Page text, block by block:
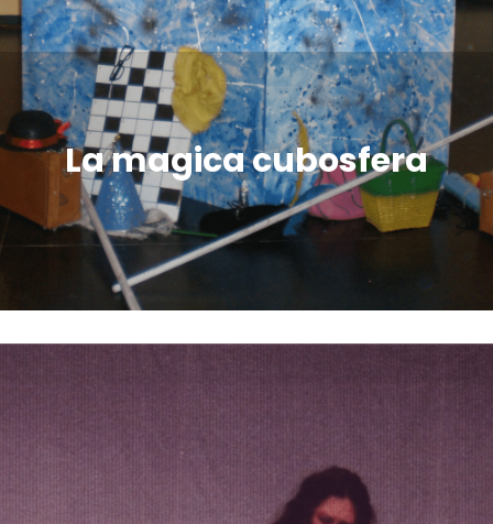
La magica cubosfera